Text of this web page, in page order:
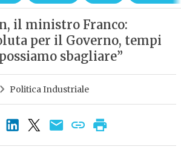
il ministro Franco:
per il Governo, tempi
sbagliare”
Politica Industriale